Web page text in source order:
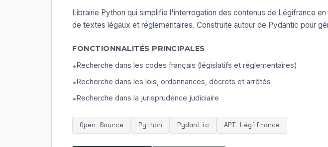
Librairie Python qui simplifie l'interrogation des contenus de Légifrance
de textes légaux et réglementaires. Construite autour de Pydantic pour
FONCTIONNALITÉS PRINCIPALES
•Recherche dans les codes français (législatifs et réglementaires)
•Recherche dans les lois, ordonnances, décrets et arrêtés
•Recherche dans la jurisprudence judiciaire
Open Source Python Pydantic API Légifrance